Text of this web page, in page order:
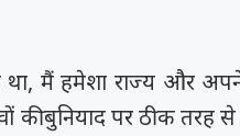
मैं हमेशा राज्य और अपने
की बुनियाद पर ठीक तरह